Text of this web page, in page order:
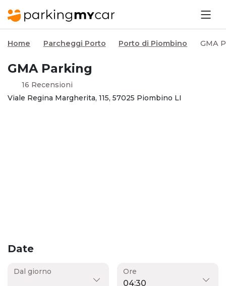
Home Parcheggi Porto Porto di Piombino GMA
GMA Parking
16 Recensioni
Viale Regina Margherita, 115, 57025 Piombino LI
Date
Dal giorno Ore